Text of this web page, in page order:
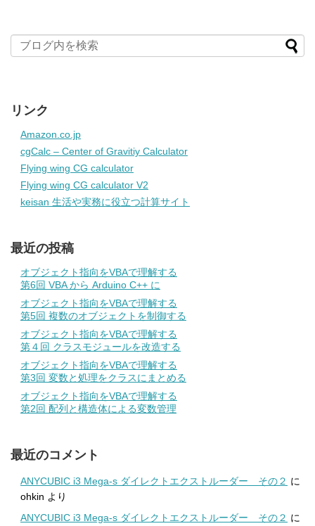
リンク
Amazon.co.jp
cgCalc – Center of Gravitiy Calculator
Flying wing CG calculator
Flying wing CG calculator V2
keisan 生活や実務に役立つ計算サイト
最近の投稿
オブジェクト指向をVBAで理解する
第6回 VBA から Arduino C++ に
オブジェクト指向をVBAで理解する
第5回 複数のオブジェクトを制御する
オブジェクト指向をVBAで理解する
第４回 クラスモジュールを改造する
オブジェクト指向をVBAで理解する
第3回 変数と処理をクラスにまとめる
オブジェクト指向をVBAで理解する
第2回 配列と構造体による変数管理
最近のコメント
ANYCUBIC i3 Mega-s ダイレクトエクストルーダー その２ に
ohkin より
ANYCUBIC i3 Mega-s ダイレクトエクストルーダー その２ に